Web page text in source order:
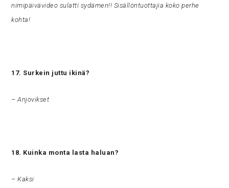
nimipäivävideo sulatti sydämen!! Sisällöntuottajia koko perhe
kohta!
17. Surkein juttu ikinä?
– Anjovikset
18. Kuinka monta lasta haluan?
– Kaksi